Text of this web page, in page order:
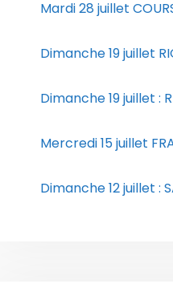
Mardi 28 juillet
Dimanche 19 juillet
Dimanche 19 juillet :
Mercredi 15 juillet
Dimanche 12 juillet :